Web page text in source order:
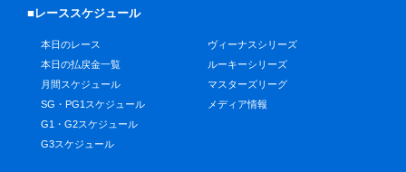
■レーススケジュール
本日のレース
本日の払戻金一覧
月間スケジュール
SG・PG1スケジュール
G1・G2スケジュール
G3スケジュール
ヴィーナスシリーズ
ルーキーシリーズ
マスターズリーグ
メディア情報